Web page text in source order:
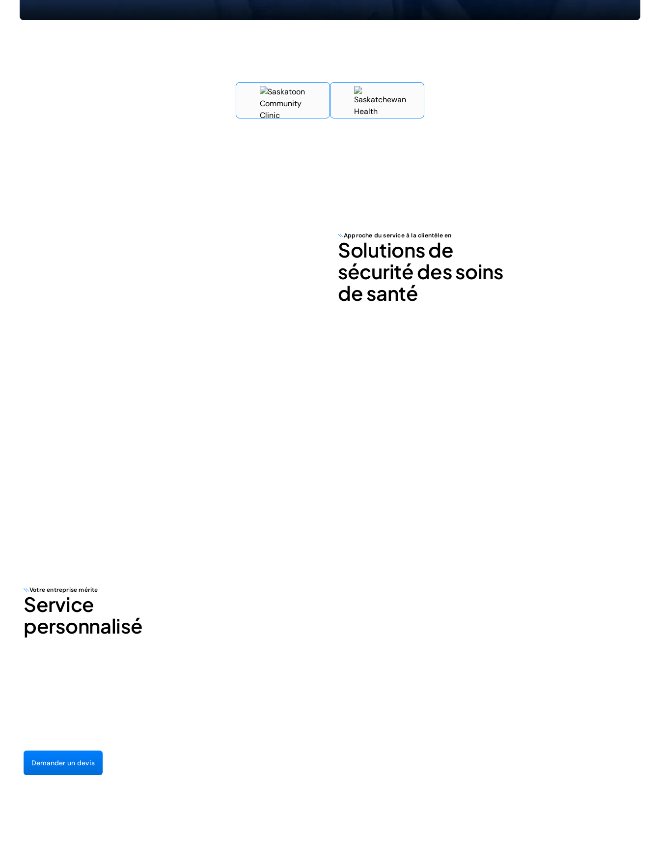
Approche du service à la clientèle en
Solutions de
sécurité des soins
de santé
Votre entreprise mérite
Service
personnalisé
Demander un devis